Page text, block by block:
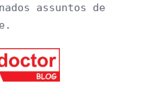
assuntos de